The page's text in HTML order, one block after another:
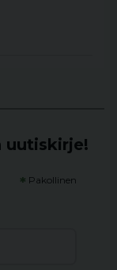
uutiskirje!
* Pakollinen